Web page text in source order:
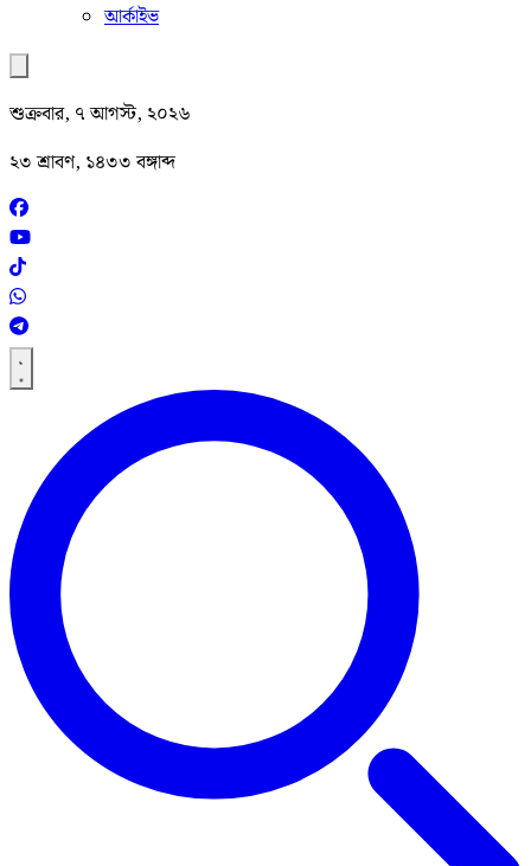
আর্কাইভ
শুক্রবার, ৭ আগস্ট, ২০২৬
২৩ শ্রাবণ, ১৪৩৩ বঙ্গাব্দ